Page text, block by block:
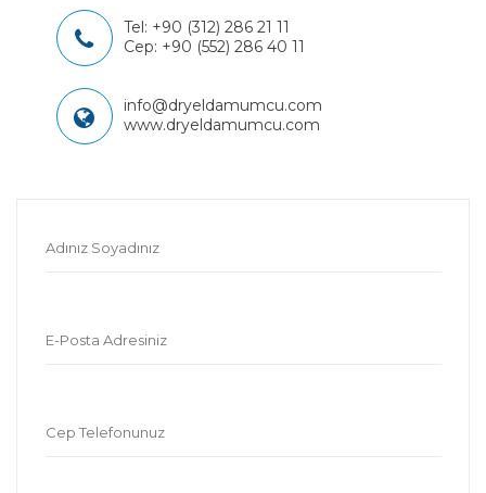
Tel: +90 (312) 286 21 11
Cep: +90 (552) 286 40 11
info@dryeldamumcu.com
www.dryeldamumcu.com
Adınız Soyadınız
E-Posta Adresiniz
Cep Telefonunuz